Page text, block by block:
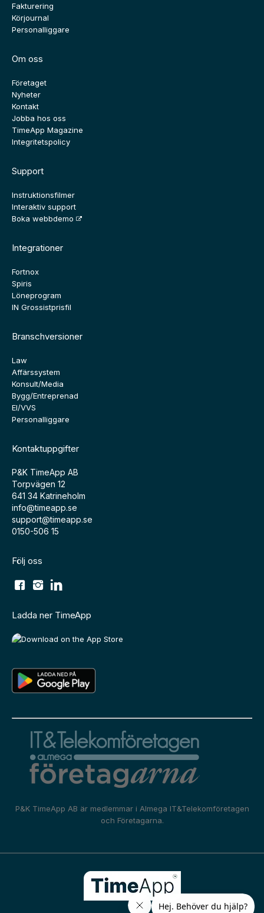
Fakturering
Körjournal
Personalliggare
Om oss
Företaget
Nyheter
Kontakt
Jobba hos oss
TimeApp Magazine
Integritetspolicy
Support
Instruktionsfilmer
Interaktiv support
Boka webbdemo
Integrationer
Fortnox
Spiris
Löneprogram
IN Grossistprisfil
Branschversioner
Law
Affärssystem
Konsult/Media
Bygg/Entreprenad
El/VVS
Personalliggare
Kontaktuppgifter
P&K TimeApp AB
Torpvägen 12
641 34 Katrineholm
info@timeapp.se
support@timeapp.se
0150-506 15
Följ oss
Ladda ner TimeApp
P&K TimeApp AB är medlemmar i Almega IT&Telekomföretagen
och Företagarna.